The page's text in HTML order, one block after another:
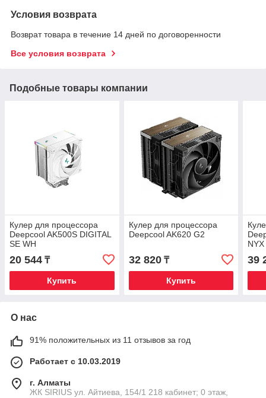
Условия возврата
Возврат товара в течение 14 дней по договоренности
Все условия возврата
Подобные товары компании
Кулер для процессора
Deepcool AK500S DIGITAL
SE WH
20 544 ₸
Купить
Кулер для процессора
Deepcool AK620 G2
32 820₸
Купить
NYX
39
О нас
91% положительных из 11 отзывов за год
Работает с 10.03.2019
г. Алматы
​ЖК SIRIUS​ ул. Айтиева, 154/1​ 218 кабинет; 0 этаж,